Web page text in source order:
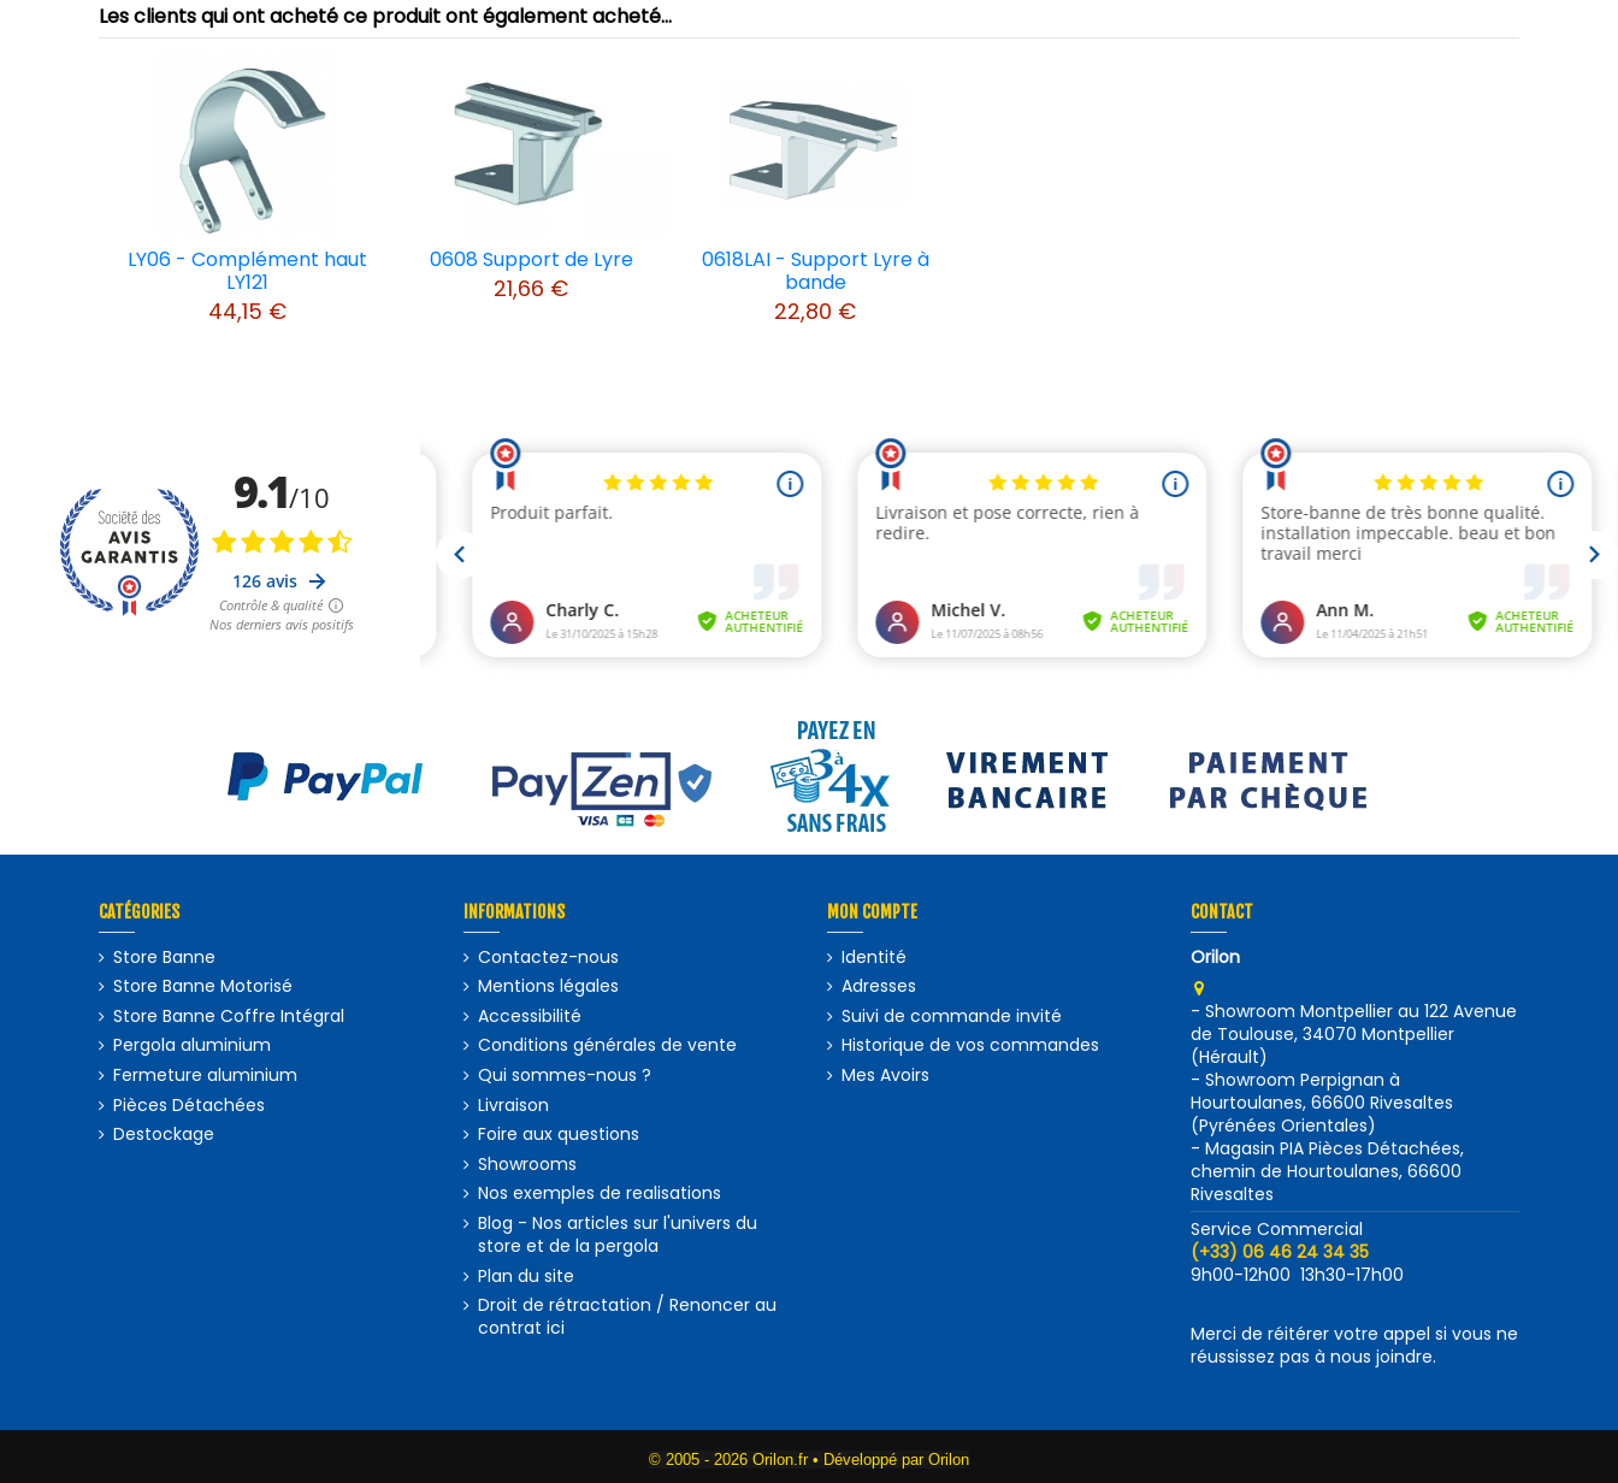
VOIR L'ATTESTATION
Avis soumis à un contrôle
0
1★
0
2★
0
3★
Gilles L.
Publié le 13/03/2024 à 00:19
Impeccable
Les clients qui ont acheté ce produit ont également acheté...
LY06 - Complément haut
LY121
44,15 €
0608 Support de Lyre
21,66 €
0618LAI - Support Lyre à
bande
22,80 €
CATÉGORIES
Store Banne
Store Banne Motorisé
Store Banne Coffre Intégral
Pergola aluminium
Fermeture aluminium
Pièces Détachées
Destockage
INFORMATIONS
Contactez-nous
Mentions légales
Accessibilité
Conditions générales de vente
Qui sommes-nous ?
Livraison
Foire aux questions
Showrooms
Nos exemples de realisations
Blog - Nos articles sur l'univers du
store et de la pergola
Plan du site
Droit de rétractation / Renoncer au
contrat ici
MON COMPTE
Identité
Adresses
Suivi de commande invité
Historique de vos commandes
Mes Avoirs
CONTACT
Orilon
- Showroom Montpellier au 122 Avenue
de Toulouse, 34070 Montpellier
(Hérault)
- Showroom Perpignan à
Hourtoulanes, 66600 Rivesaltes
(Pyrénées Orientales)
- Magasin PIA Pièces Détachées,
chemin de Hourtoulanes, 66600
Rivesaltes
Service Commercial
(+33) 06 46 24 34 35
9h00-12h00 13h30-17h00
Merci de réitérer votre appel si vous ne
réussissez pas à nous joindre.
© 2005 - 2026 Orilon.fr • Développé par Orilon